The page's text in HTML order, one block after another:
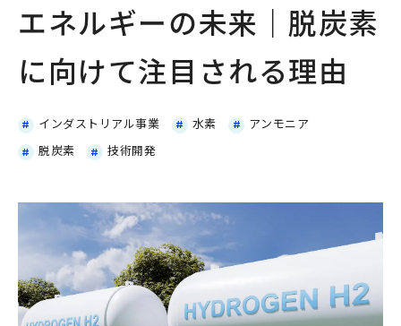
エネルギーの未来｜脱炭素
に向けて注目される理由
インダストリアル事業 水素
アンモニア
脱炭素
技術開発